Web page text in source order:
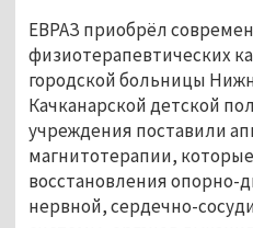
ЕВРАЗ приобрёл
физиотерапевтических
городской больницы
Качканарской детской
учреждения поставили
магнитотерапии,
восстановления опорно-
нервной, сердечно-